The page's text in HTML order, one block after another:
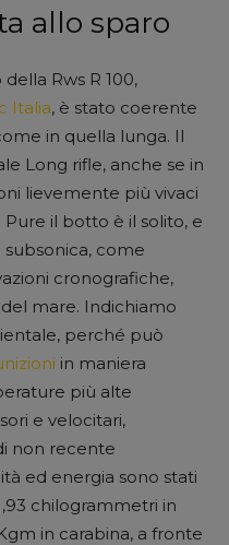
allo sparo
Rws R 100,
Italia, è stato coerente
in quella lunga. Il
Long rifle, anche se in
lievemente più vivaci
il botto è il solito, e
come
cronografiche,
mare. Indichiamo
perché può
in maniera
più alte
e velocitari,
non recente
ed energia sono stati
chilogrammetri in
in carabina, a fronte